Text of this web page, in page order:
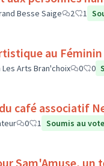
Besse Saige 2 1
au Féminin
Arts Bran'choix 0 0
café associatif
0 1 Soumis au vote
Sam'Amuse, un